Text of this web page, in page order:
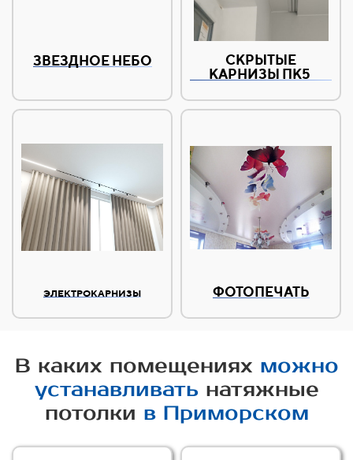
ЗВЕЗДНОЕ НЕБО
СКРЫТЫЕ
КАРНИЗЫ ПК5
ЭЛЕКТРОКАРНИЗЫ ФОТОПЕЧАТЬ
В каких помещениях можно
устанавливать натяжные
потолки в Приморском